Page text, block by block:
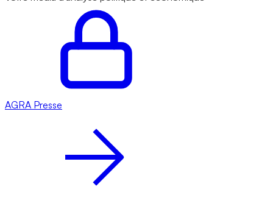
AGRA Presse